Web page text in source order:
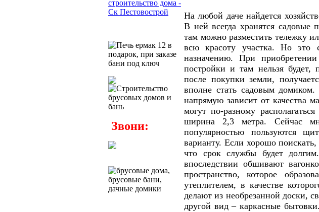
Звони:
На любой даче найдется
В ней всегда хранятся
там можно разместить тележку
всю красоту участка. Но это
назначению. При
постройки и там нельзя будет,
после покупки земли,
вполне стать садовым
напрямую зависит от качества
могут по-разному
ширина 2,3 метра. Сейчас
популярностью пользуются
варианту. Если хорошо
что срок службы будет
впоследствии обшивают
пространство, которое
утеплителем, в качестве
делают из необрезанной доски,
другой вид – каркасные